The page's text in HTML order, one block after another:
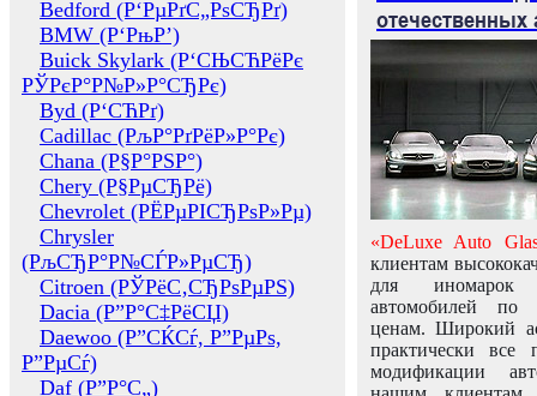
Bedford (Р‘РµРґС„РѕСЂРґ)
BMW (Р‘РњР’)
Buick Skylark (Р‘СЊСЋРёРє
РЎРєР°Р№Р»Р°СЂРє)
Byd (Р‘СЋРґ)
Cadillac (РљР°РґРёР»Р°Рє)
Chana (Р§Р°РЅР°)
Chery (Р§РµСЂРё)
Chevrolet (РЁРµРІСЂРѕР»Рµ)
Chrysler
(РљСЂР°Р№СЃР»РµСЂ)
Citroen (РЎРёС‚СЂРѕРµРЅ)
Dacia (Р”Р°С‡РёСЏ)
Daewoo (Р”СЌСѓ, Р”РµРѕ,
Р”РµСѓ)
Daf (Р”Р°С„)
отечественных
«DeLuxe Auto
клиентам
для иномарок
автомобилей
ценам. Широкий
практически все
модификации